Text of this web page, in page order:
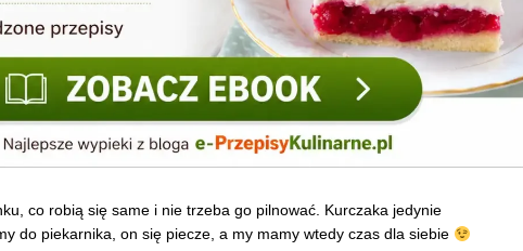
co robią się same i nie trzeba go pilnować. Kurczaka jedynie
do piekarnika, on się piecze, a my mamy wtedy czas dla siebie